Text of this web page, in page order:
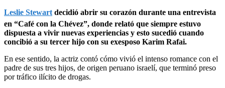
Leslie Stewart decidió abrir su corazón durante una entrevista
en “Café con la Chévez”, donde relató que siempre estuvo
dispuesta a vivir nuevas experiencias y esto sucedió cuando
concibió a su tercer hijo con su exesposo Karim Rafai.
En ese sentido, la actriz contó cómo vivió el intenso romance con el
padre de sus tres hijos, de origen peruano israelí, que terminó preso
por tráfico ilícito de drogas.